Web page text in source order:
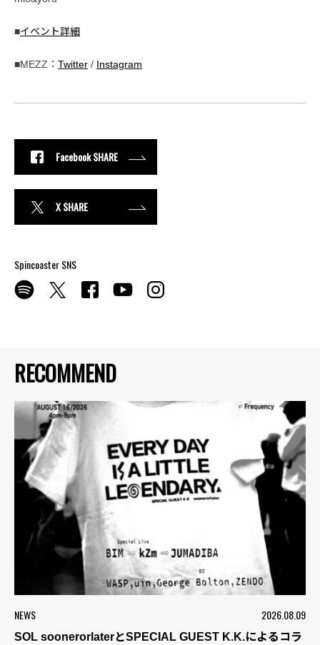
RECOMMEND
NEWS 2026.08.09
SOL soonerorlaterとSPECIAL GUEST K.K.によるコラ
■イベント詳細
■MEZZ： Twitter / Instagram
Facebook SHARE
X SHARE
Spincoaster SNS